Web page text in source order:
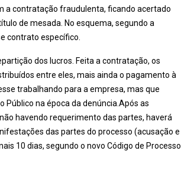
a contratação fraudulenta, ficando acertado
de mesada. No esquema, segundo a
contrato específico.
dos lucros. Feita a contratação, os
entre eles, mais ainda o pagamento à
trabalhando para a empresa, mas que
Público na época da denúncia.Após as
havendo requerimento das partes, haverá
das partes do processo (acusação e
10 dias, segundo o novo Código de Processo